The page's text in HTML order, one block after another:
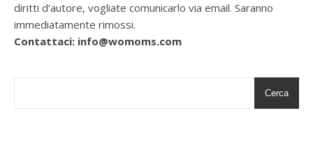
diritti d’autore, vogliate comunicarlo via email. Saranno
immediatamente rimossi.
Contattaci: info@womoms.com
Cerca